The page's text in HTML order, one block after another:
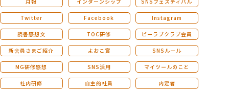
Twitter Facebook Instagram
読書感想文 TOC研修 ビーラブクラブ会員
新会員さまご紹介 よおこ賞 SNSルール
MG研修感想 SNS活用 マイツールのこと
社内研修 自主的社員 内定者